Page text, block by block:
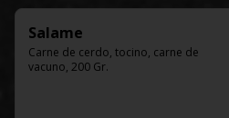
Salame
Carne de cerdo, tocino, carne de
vacuno, 200 Gr.